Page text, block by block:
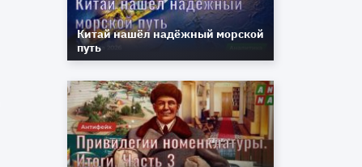
Китай нашёл надёжный морской
путь